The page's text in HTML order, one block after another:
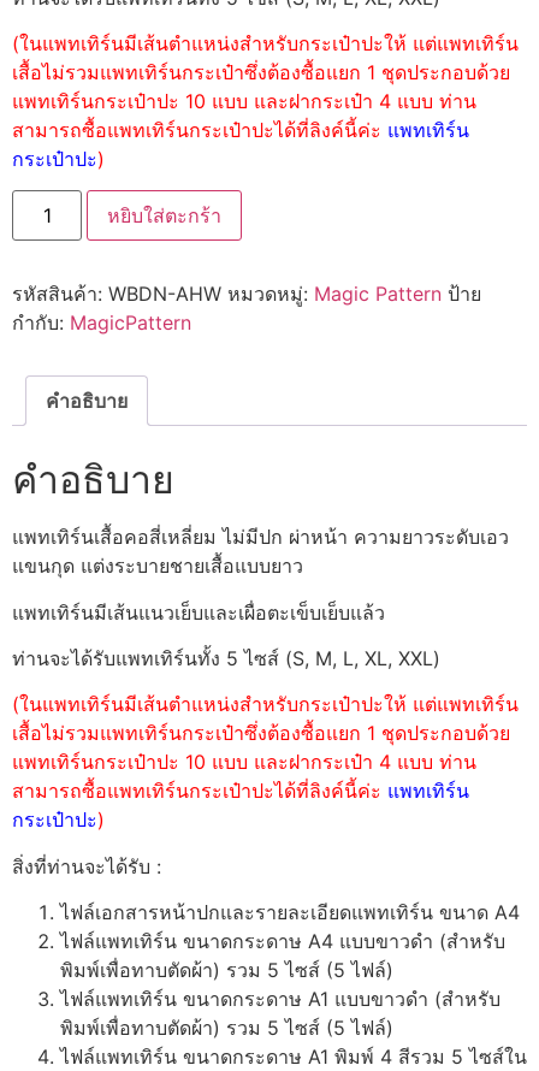
(ในแพทเทิร์นมีเส้นตำแหน่งสำหรับกระเป๋าปะให้ แต่แพทเทิร์น
เสื้อไม่รวมแพทเทิร์นกระเป๋าซึ่งต้องซื้อแยก 1 ชุดประกอบด้วย
แพทเทิร์นกระเป๋าปะ 10 แบบ และฝากระเป๋า 4 แบบ ท่าน
สามารถซื้อแพทเทิร์นกระเป๋าปะได้ที่ลิงค์นี้ค่ะ แพทเทิร์น
กระเป๋าปะ)
หยิบใส่ตะกร้า
รหัสสินค้า: WBDN-AHW หมวดหมู่: Magic Pattern ป้าย
กำกับ: MagicPattern
คำอธิบาย
คำอธิบาย
แพทเทิร์นเสื้อคอสี่เหลี่ยม ไม่มีปก ผ่าหน้า ความยาวระดับเอว
แขนกุด แต่งระบายชายเสื้อแบบยาว
แพทเทิร์นมีเส้นแนวเย็บและเผื่อตะเข็บเย็บแล้ว
ท่านจะได้รับแพทเทิร์นทั้ง 5 ไซส์ (S, M, L, XL, XXL)
(ในแพทเทิร์นมีเส้นตำแหน่งสำหรับกระเป๋าปะให้ แต่แพทเทิร์น
เสื้อไม่รวมแพทเทิร์นกระเป๋าซึ่งต้องซื้อแยก 1 ชุดประกอบด้วย
แพทเทิร์นกระเป๋าปะ 10 แบบ และฝากระเป๋า 4 แบบ ท่าน
สามารถซื้อแพทเทิร์นกระเป๋าปะได้ที่ลิงค์นี้ค่ะ แพทเทิร์น
กระเป๋าปะ)
สิ่งที่ท่านจะได้รับ :
ไฟล์เอกสารหน้าปกและรายละเอียดแพทเทิร์น ขนาด A4
ไฟล์แพทเทิร์น ขนาดกระดาษ A4 แบบขาวดำ (สำหรับ
พิมพ์เพื่อทาบตัดผ้า) รวม 5 ไซส์ (5 ไฟล์)
ไฟล์แพทเทิร์น ขนาดกระดาษ A1 แบบขาวดำ (สำหรับ
พิมพ์เพื่อทาบตัดผ้า) รวม 5 ไซส์ (5 ไฟล์)
ไฟล์แพทเทิร์น ขนาดกระดาษ A1 พิมพ์ 4 สีรวม 5 ไซส์ใน